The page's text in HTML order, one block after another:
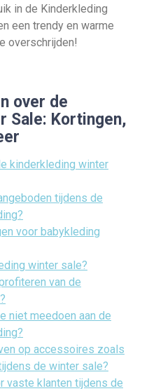
in de Kinderkleding
een trendy en warme
overschrijden!
over de
Sale: Kortingen,
kinderkleding winter
tijdens de
voor babykleding
winter sale?
van de
niet meedoen aan de
op accessoires zoals
de winter sale?
vaste klanten tijdens de